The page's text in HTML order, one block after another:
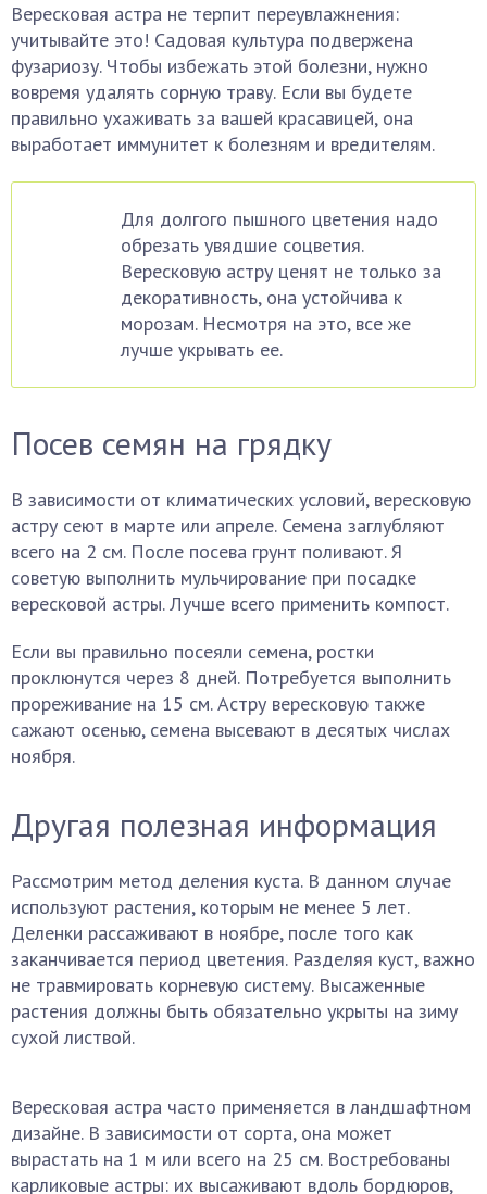
Вересковая астра не терпит переувлажнения:
учитывайте это! Садовая культура подвержена
фузариозу. Чтобы избежать этой болезни, нужно
вовремя удалять сорную траву. Если вы будете
правильно ухаживать за вашей красавицей, она
выработает иммунитет к болезням и вредителям.
Для долгого пышного цветения надо
обрезать увядшие соцветия.
Вересковую астру ценят не только за
декоративность, она устойчива к
морозам. Несмотря на это, все же
лучше укрывать ее.
Посев семян на грядку
В зависимости от климатических условий, вересковую
астру сеют в марте или апреле. Семена заглубляют
всего на 2 см. После посева грунт поливают. Я
советую выполнить мульчирование при посадке
вересковой астры. Лучше всего применить компост.
Если вы правильно посеяли семена, ростки
проклюнутся через 8 дней. Потребуется выполнить
прореживание на 15 см. Астру вересковую также
сажают осенью, семена высевают в десятых числах
ноября.
Другая полезная информация
Рассмотрим метод деления куста. В данном случае
используют растения, которым не менее 5 лет.
Деленки рассаживают в ноябре, после того как
заканчивается период цветения. Разделяя куст, важно
не травмировать корневую систему. Высаженные
растения должны быть обязательно укрыты на зиму
сухой листвой.
Вересковая астра часто применяется в ландшафтном
дизайне. В зависимости от сорта, она может
вырастать на 1 м или всего на 25 см. Востребованы
карликовые астры: их высаживают вдоль бордюров,